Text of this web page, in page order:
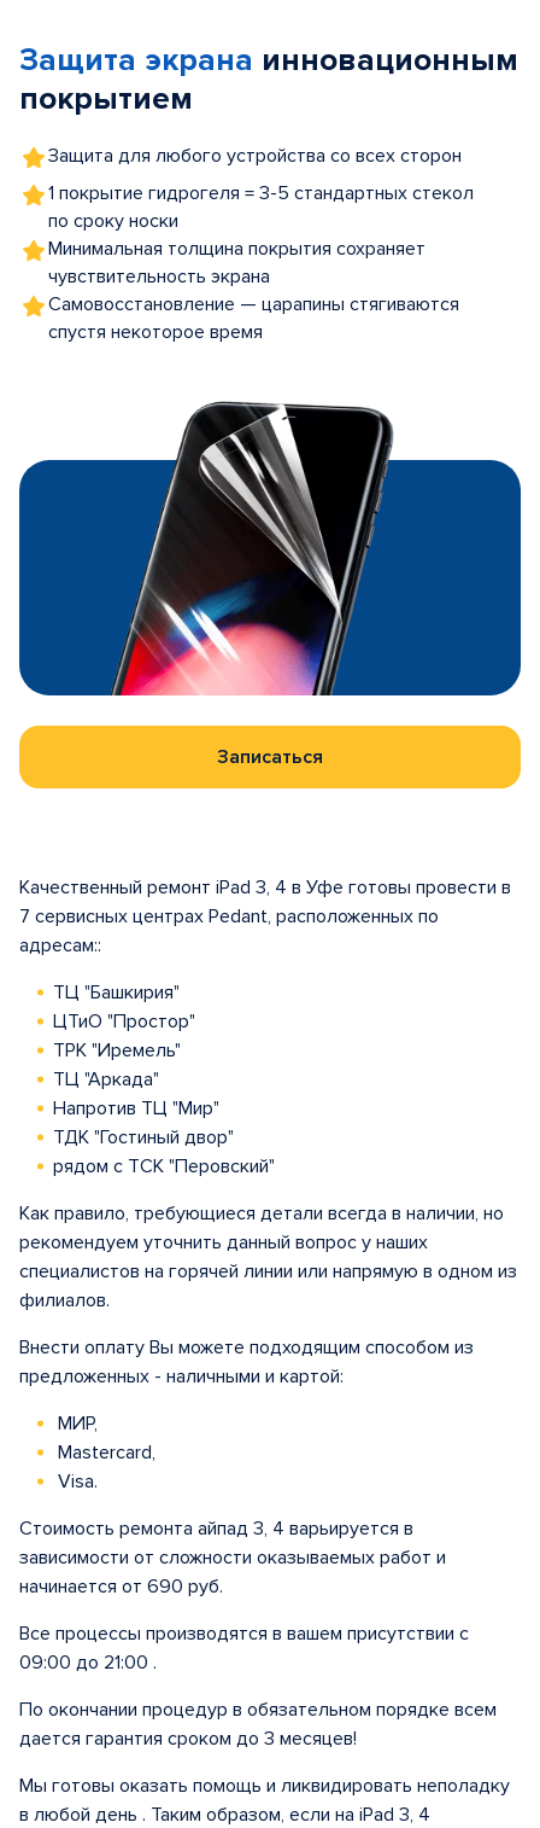
5
Защита экрана инновационным
покрытием
Защита для любого устройства со всех сторон
1 покрытие гидрогеля = 3-5 стандартных стекол
по сроку носки
Минимальная толщина покрытия сохраняет
чувствительность экрана
Самовосстановление — царапины стягиваются
спустя некоторое время
Записаться
Качественный ремонт iPad 3, 4 в Уфе готовы провести в
7 сервисных центрах Pedant, расположенных по
адресам::
ТЦ "Башкирия"
ЦТиО "Простор"
ТРК "Иремель"
ТЦ "Аркада"
Напротив ТЦ "Мир"
ТДК "Гостиный двор"
рядом с ТСК "Перовский"
Как правило, требующиеся детали всегда в наличии, но
рекомендуем уточнить данный вопрос у наших
специалистов на горячей линии или напрямую в одном из
филиалов.
Внести оплату Вы можете подходящим способом из
предложенных - наличными и картой:
МИР,
Mastercard,
Visa.
Стоимость ремонта айпад 3, 4 варьируется в
зависимости от сложности оказываемых работ и
начинается от 690 руб.
Все процессы производятся в вашем присутствии с
09:00 до 21:00 .
По окончании процедур в обязательном порядке всем
дается гарантия сроком до 3 месяцев!
Мы готовы оказать помощь и ликвидировать неполадку
в любой день . Таким образом, если на iPad 3, 4